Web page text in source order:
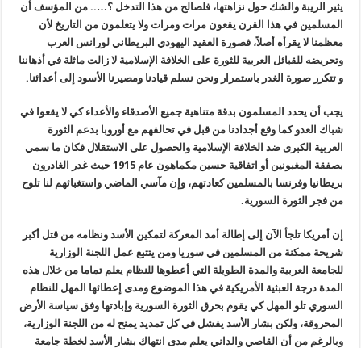
يثير الريبة والشك حول نزاهتها، فلصالح من هذا التدخل ؟….. من المؤسف أن
المسلمين في هذا القرن يقعون مرات ومرات ولا يتعلمون من التاريخ لأن
معظمنا لا يقرأه أصلاً، فصورة العقيد اليهودي البريطاني لورانس العرب
وتحريضه للقبائل العربية للثورة على الخلافة الإسلامية لا زالت ماثلة في أذهاننا
و تتكرر صورة الغدر باستمرار ونحن نسلم قيادنا ومصيرنا الأسود إلى أعدائنا.
يجب أن يحدد المسلمون بدقة متناهية جميع الأصدقاء والأعداء كي لا يقعوا في
شباك العدو كما وقع أجدادنا من قبل في تحالفهم مع أوروبا بدعم الثورة
العربية الكبرى ضد الخلافة الإسلامية والحصول على الاستقلال فكان ما سمي
بصفقة المغبونين أو اتفاقية حسين مكماهون عام 1915 حيث غدر الغادرون
بريطانيا وفرنسا بالمسلمين كعادتهم، وإن مآسي الماضي واستغبائهم لنا تلوح
من فجر الثورة السورية.
إن أمريكا تلجأ الآن إلى إطالة أمد المعركة لتمكين الأسد ونظامه من قتل أكبر
شريحة ممكنة من المسلمين في سوريا ومن يتتبع عمل اللجنة الوزارية
للجامعة العربية والمدة الطويلة التي أعطوها للنظام يعلم تماما من خلال هذه
المدة درجة العبثية الأمريكية في هذا الموضوع ومدى إعطائها المهل للنظام
السوري تلو المهل كي يقوم بحرق الثورة السورية وإبادتها وفق سياسة الأرض
المحروقة، ولكن بشار الأسد يفشل في كل تمديد يمنح له من اللجنة الوزارية،
وبالرغم من أن القاصي والداني يعلم مدى انتهاك بشار الأسد لخطة جامعة